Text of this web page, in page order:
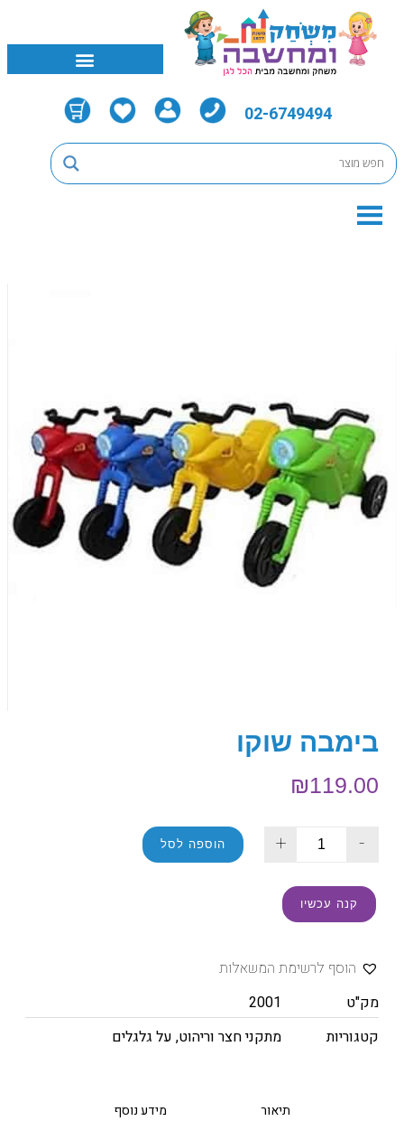
02-6749494
בימבה שוקו
₪119.00
-
+ הוספה לסל
קנה עכשיו
הוסף לרשימת המשאלות
מק"ט
2001
קטגוריות
מתקני חצר וריהוט, על גלגלים
תיאור מידע נוסף